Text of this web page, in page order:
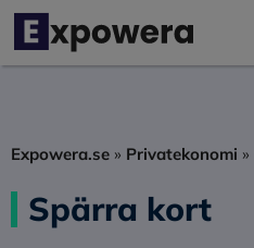
Hoppa
innehåll
Expowera.se » Privatekonomi »
Spärra kort